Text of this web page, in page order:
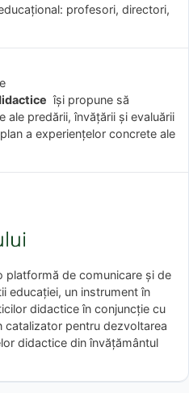
profesori, directori,
îşi propune să
predării, învăţării şi evaluării
a experienţelor concrete ale
platformă de comunicare și de
educației, un instrument în
didactice în conjuncție cu
catalizator pentru dezvoltarea
didactice din învățământul